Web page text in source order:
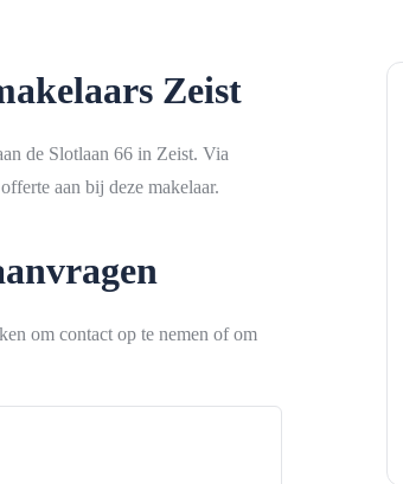
Zeist
de Slotlaan 66 in Zeist. Via
aan bij deze makelaar.
om contact op te nemen of om